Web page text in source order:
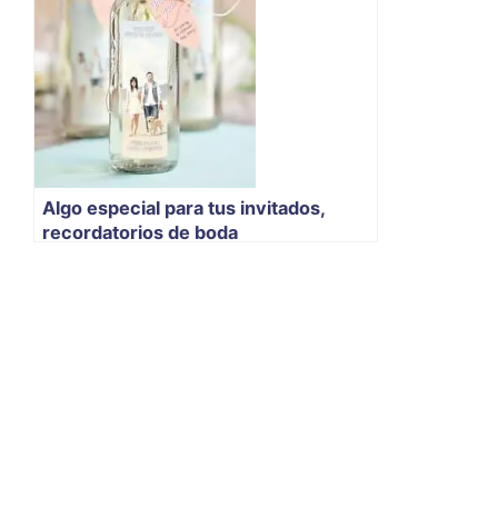
Algo especial para tus invitados,
recordatorios de boda